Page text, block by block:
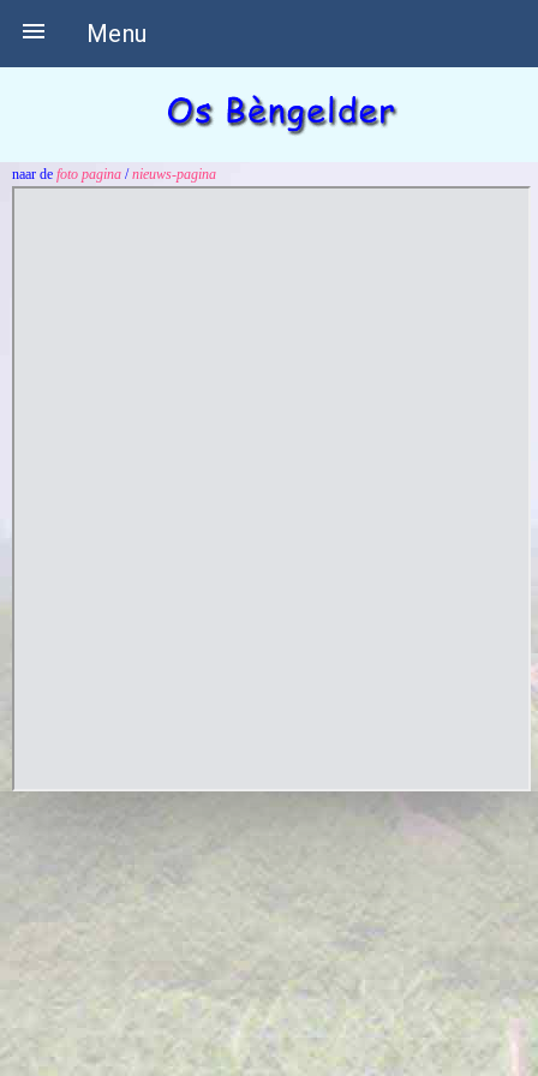
Menu

naar de foto pagina /nieuws-pagina